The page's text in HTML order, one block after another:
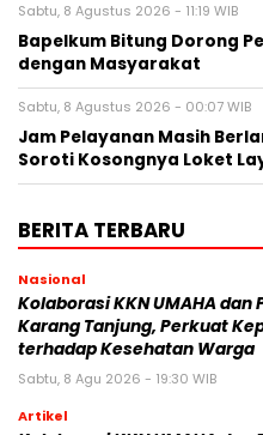
Sabtu, 8 Agustus 2026 - 11:19 WIB
Bapelkum Bitung Dorong
dengan Masyarakat
Sabtu, 8 Agustus 2026 - 00:07 WIB
Jam Pelayanan Masih
Soroti Kosongnya Loket
BERITA TERBARU
Nasional
Kolaborasi KKN UMAHA dan
Karang Tanjung, Perkuat
terhadap Kesehatan Warga
Sabtu, 8 Agu 2026 - 19:30 WIB
Artikel